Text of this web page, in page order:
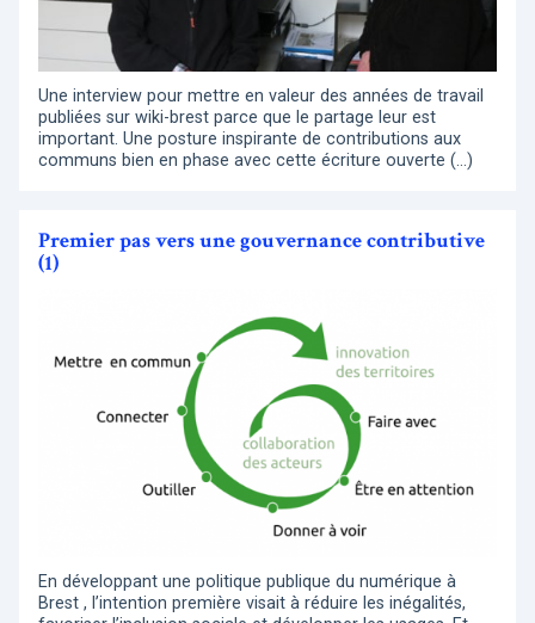
Une interview pour mettre en valeur des années de travail
publiées sur wiki-brest parce que le partage leur est
important. Une posture inspirante de contributions aux
communs bien en phase avec cette écriture ouverte (…)
Premier pas vers une gouvernance contributive
(1)
En développant une politique publique du numérique à
Brest , l’intention première visait à réduire les inégalités,